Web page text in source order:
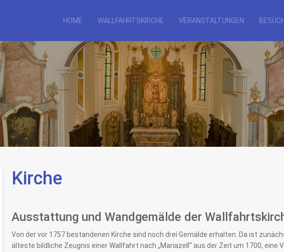
HOME WALLFAHRTSKIRCHE VERANSTALTUNGEN
Kirche
Ausstattung und Wandgemälde der
Von der vor 1757 bestandenen Kirche sind noch drei Gemälde erhalten. Da ist
älteste bildliche Zeugnis einer Wallfahrt nach „Mariazell“ aus der Zeit um 1700, eine